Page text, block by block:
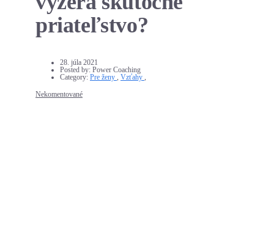
priateľstvo?
28. júla 2021
Posted by: Power Coaching
Category: Pre ženy , Vzťahy ,
Nekomentované